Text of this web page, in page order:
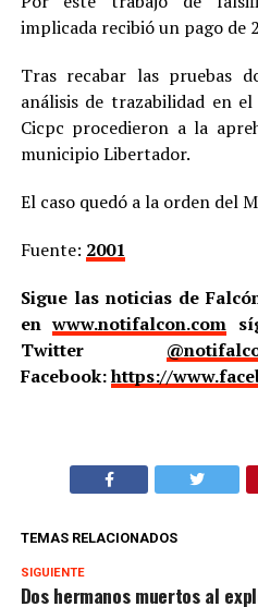
implicada recibió un pago de
Tras recabar las pruebas
análisis de trazabilidad en
Cicpc procedieron a la
municipio Libertador.
El caso quedó a la orden del
Fuente: 2001
Sigue las noticias de
enwww.notifalcon.com
Twitter
Facebook:https://
TEMAS RELACIONADOS
SIGUIENTE
Dos hermanos muertos al